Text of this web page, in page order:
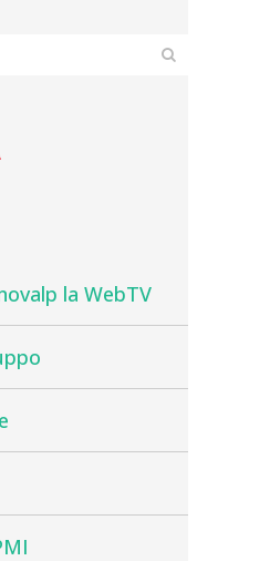
la WebTV